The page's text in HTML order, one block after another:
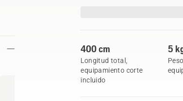
400 cm
Longitud total,
equipamiento corte
incluido
5